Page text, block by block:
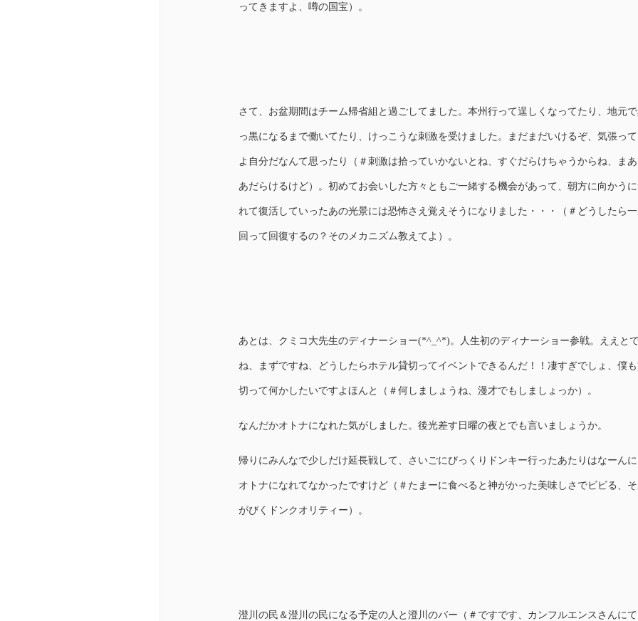
ってきますよ、噂の国宝）。
さて、お盆期間はチーム帰省組と過ごしてました。本州行って逞しくなってたり、地元
っ黒になるまで働いてたり、けっこうな刺激を受けました。まだまだいけるぞ、気張っ
よ自分だなんて思ったり（＃刺激は拾っていかないとね、すぐだらけちゃうからね、ま
あだらけるけど）。初めてお会いした方々ともご一緒する機会があって、朝方に向かう
れて復活していったあの光景には恐怖さえ覚えそうになりました・・・（＃どうしたら
回って回復するの？そのメカニズム教えてよ）。
あとは、クミコ大先生のディナーショー(*^_^*)。人生初のディナーショー参戦。ええと
ね、まずですね、どうしたらホテル貸切ってイベントできるんだ！！凄すぎでしょ、僕
切って何かしたいですよほんと（＃何しましょうね、漫才でもしましょっか）。
なんだかオトナになれた気がしました。後光差す日曜の夜とでも言いましょうか。
帰りにみんなで少しだけ延長戦して、さいごにびっくりドンキー行ったあたりはなーん
オトナになれてなかったですけど（＃たまーに食べると神がかった美味しさでビビる、
がびくドンクオリティー）。
澄川の民＆澄川の民になる予定の人と澄川のバー（＃ですです、カンフルエンスさんにて